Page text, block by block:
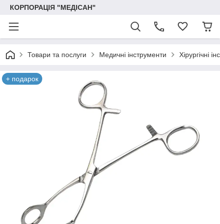
КОРПОРАЦІЯ "МЕДІСАН"
Товари та послуги Медичні інструменти Хірургічні
+ подарок